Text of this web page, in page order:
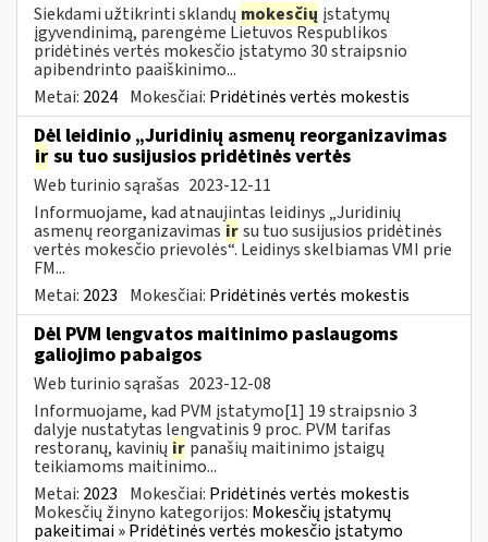
Siekdami užtikrinti sklandų mokesčių įstatymų
įgyvendinimą, parengėme Lietuvos Respublikos
pridėtinės vertės mokesčio įstatymo 30 straipsnio
apibendrinto paaiškinimo...
Metai: 2024 Mokesčiai: Pridėtinės vertės mokestis
Dėl leidinio „Juridinių asmenų reorganizavimas
ir su tuo susijusios pridėtinės vertės
Web turinio sąrašas 2023-12-11
Informuojame, kad atnaujintas leidinys „Juridinių
asmenų reorganizavimas irsu tuo susijusios pridėtinės
vertės mokesčio prievolės“. Leidinys skelbiamas VMI prie
FM...
Metai: 2023 Mokesčiai: Pridėtinės vertės mokestis
Dėl PVM lengvatos maitinimo paslaugoms
galiojimo pabaigos
Web turinio sąrašas 2023-12-08
Informuojame, kad PVM įstatymo[1] 19 straipsnio 3
dalyje nustatytas lengvatinis 9 proc. PVM tarifas
restoranų, kavinių ir panašių maitinimo įstaigų
teikiamoms maitinimo...
Metai: 2023 Mokesčiai: Pridėtinės vertės mokestis
Mokesčių žinyno kategorijos: Mokesčių įstatymų
pakeitimai » Pridėtinės vertės mokesčio įstatymo